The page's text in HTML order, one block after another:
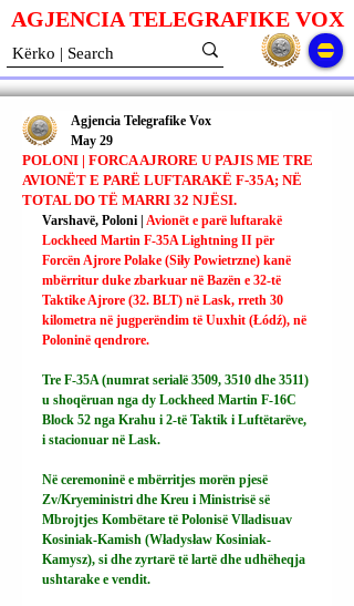
AGJENCIA TELEGRAFIKE VOX
POLONI | FORCA AJRORE U PAJIS ME TRE
AVIONËT E PARË LUFTARAKË F-35A; NË
TOTAL DO TË MARRI 32 NJËSI.
Agjencia Telegrafike Vox
May 29
Varshavë, Poloni | Avionët e parë luftarakë
Lockheed Martin F-35A Lightning II për
Forcën Ajrore Polake (Siły Powietrzne) kanë
mbërritur duke zbarkuar në Bazën e 32-të
Taktike Ajrore (32. BLT) në Lask, rreth 30
kilometra në jugperëndim të Uuxhit (Łódź), në
Poloninë qendrore.
Tre F-35A (numrat serialë 3509, 3510 dhe 3511)
u shoqëruan nga dy Lockheed Martin F-16C
Block 52 nga Krahu i 2-të Taktik i Luftëtarëve,
i stacionuar në Lask.
Në ceremoninë e mbërritjes morën pjesë
Zv/Kryeministri dhe Kreu i Ministrisë së
Mbrojtjes Kombëtare të Polonisë Vlladisuav
Kosiniak-Kamish (Władysław Kosiniak-
Kamysz), si dhe zyrtarë të lartë dhe udhëheqja
ushtarake e vendit.